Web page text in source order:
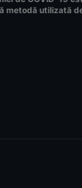
metodă utilizată